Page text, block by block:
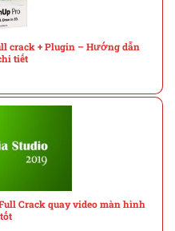
crack + Plugin – Hướng dẫn
tiết
Crack quay video màn hình